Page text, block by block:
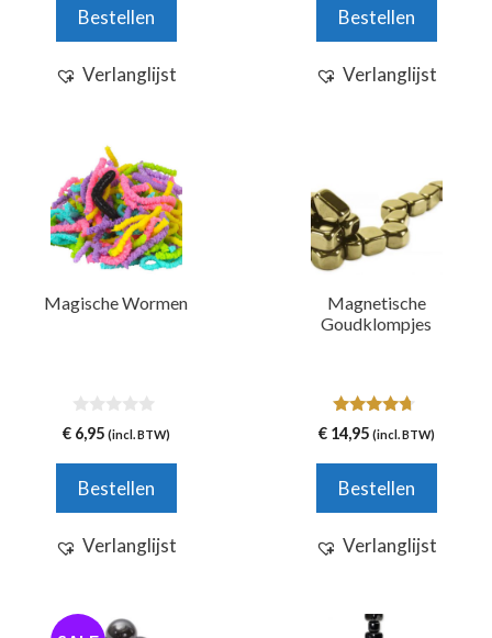
5Bestellen
Verlanglijst
5Bestellen
productpagina
Verlanglijst
Magische Wormen
0
v
5
€6,95 (incl. BTW)
Bestellen
Verlanglijst
Magnetische
Goudklompjes
4.50
van 5
€14,95 (incl. BTW)
Bestellen
Verlanglijst